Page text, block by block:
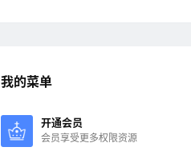
我的菜单
开通会员
会员享受更多权限资源